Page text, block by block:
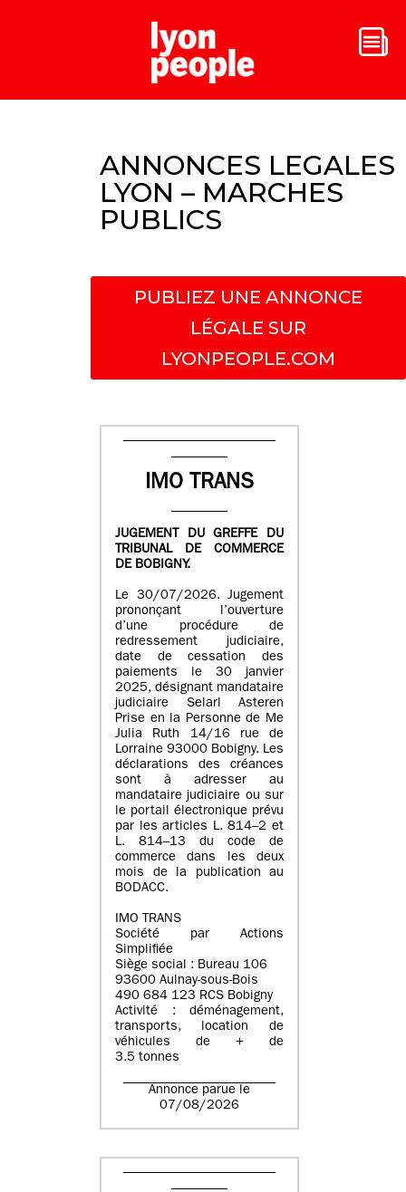
ANNONCES LEGALES
LYON – MARCHES
PUBLICS
PUBLIEZ UNE ANNONCE
LÉGALE SUR
LYONPEOPLE.COM
IMO TRANS
JUGEMENT DU GREFFE DU
TRIBUNAL DE COMMERCE
DE BOBIGNY.
Le 30/07/2026. Jugement
prononçant l’ouverture
d’une procédure de
redressement judiciaire,
date de cessation des
paiements le 30 janvier
2025, désignant mandataire
judiciaire Selarl Asteren
Prise en la Personne de Me
Julia Ruth 14/16 rue de
Lorraine 93000 Bobigny. Les
déclarations des créances
sont à adresser au
mandataire judiciaire ou sur
le portail électronique prévu
par les articles L. 814–2 et
L. 814–13 du code de
commerce dans les deux
mois de la publication au
BODACC.
IMO TRANS
Société par Actions
Simplifiée
Siège social : Bureau 106
93600 Aulnay-sous-Bois
490 684 123 RCS Bobigny
Activité : déménagement,
transports, location de
véhicules de + de
3.5 tonnes
Annonce parue le
07/08/2026